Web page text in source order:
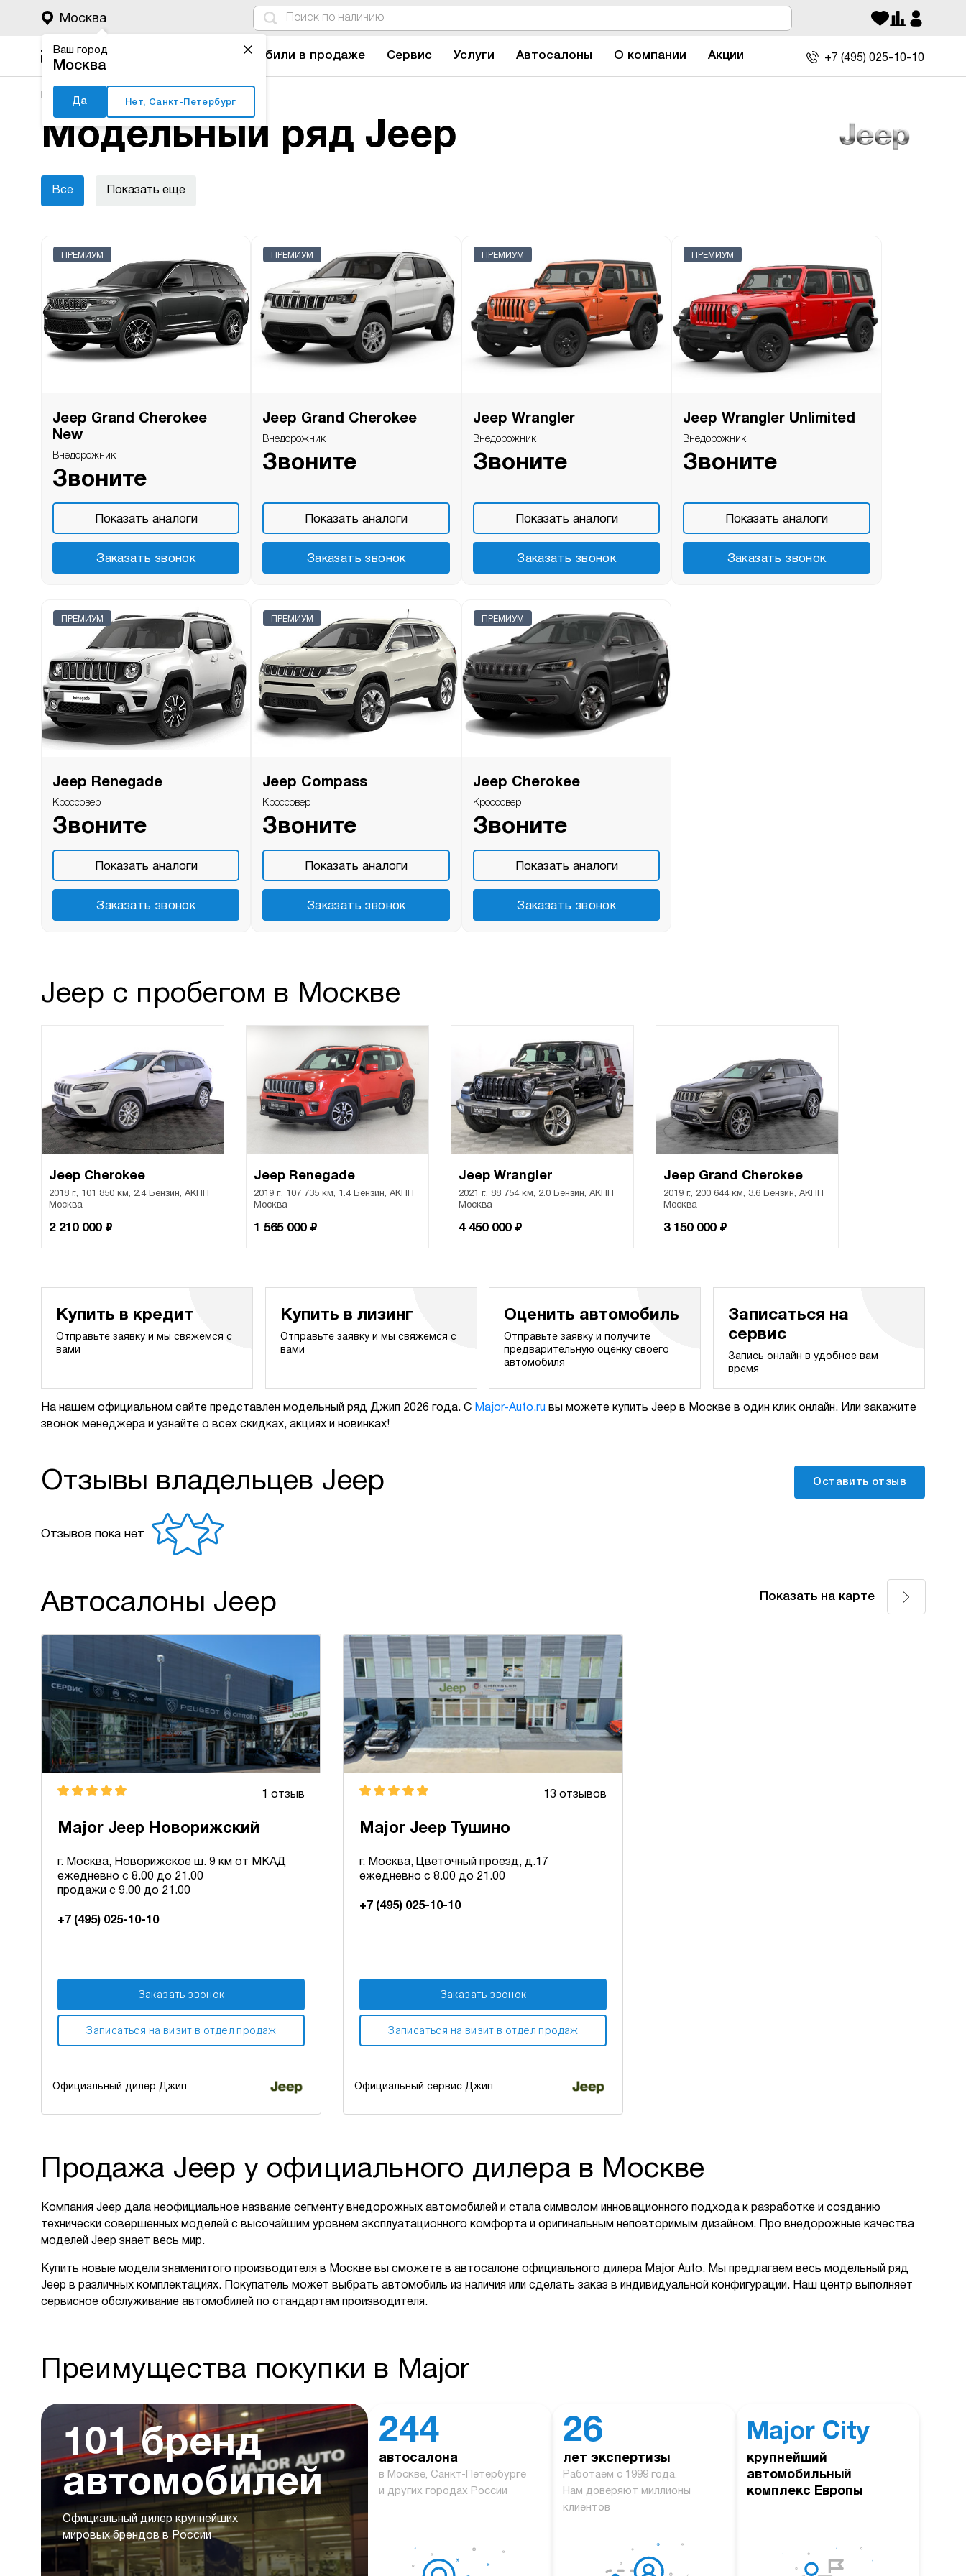
Москва
Ваш город
Москва
Да Нет, Санкт-Петербург
Автомобили в продаже Сервис Услуги Автосалоны О компании Акции +7 (495) 025-10-10
Major Auto
Модельный ряд Jeep
Все Показать еще
ПРЕМИУМ
Jeep Grand Cherokee
New
Внедорожник
Звоните
Показать аналоги
Заказать звонок
ПРЕМИУМ
Jeep Grand Cherokee
Внедорожник
Звоните
Показать аналоги
Заказать звонок
ПРЕМИУМ
Jeep Wrangler
Внедорожник
Звоните
Показать аналоги
Заказать звонок
ПРЕМИУМ
Jeep Wrangler Unlimited
Внедорожник
Звоните
Показать аналоги
Заказать звонок
ПРЕМИУМ
Jeep Renegade
Кроссовер
Звоните
Показать аналоги
Заказать звонок
ПРЕМИУМ
Jeep Compass
Кроссовер
Звоните
Показать аналоги
Заказать звонок
ПРЕМИУМ
Jeep Cherokee
Кроссовер
Звоните
Показать аналоги
Заказать звонок
Jeep с пробегом в Москве
Jeep Cherokee
2018 г., 101 850 км, 2.4 Бензин, АКПП
Москва
2 210 000 ₽
Jeep Renegade
2019 г., 107 735 км, 1.4 Бензин, АКПП
Москва
1 565 000 ₽
Jeep Wrangler
2021 г., 88 754 км, 2.0 Бензин, АКПП
Москва
4 450 000 ₽
Jeep Grand Cherokee
2019 г., 200 644 км, 3.6 Бензин, АКПП
Москва
3 150 000 ₽
Купить в кредит
Отправьте заявку и мы свяжемся с
вами
Купить в лизинг
Отправьте заявку и мы свяжемся с
вами
Оценить автомобиль
Отправьте заявку и получите
предварительную оценку своего
автомобиля
Записаться на
сервис
Запись онлайн в удобное вам
время
На нашем официальном сайте представлен модельный ряд Джип 2026 года. С Major-Auto.ru вы можете купить Jeep в Москве в один клик онлайн. Или закажите
звонок менеджера и узнайте о всех скидках, акциях и новинках!
Отзывы владельцев Jeep Оставить отзыв
Отзывов пока нет
Показать на карте
Автосалоны Jeep
1 отзыв
Major Jeep Новорижский
г. Москва, Новорижское ш. 9 км от МКАД
ежедневно с 8.00 до 21.00
продажи с 9.00 до 21.00
+7 (495) 025-10-10
Заказать звонок
Записаться на визит в отдел продаж
Официальный дилер Джип
13 отзывов
Major Jeep Тушино
г. Москва, Цветочный проезд, д.17
ежедневно с 8.00 до 21.00
+7 (495) 025-10-10
Заказать звонок
Записаться на визит в отдел продаж
Официальный сервис Джип
Продажа Jeep у официального дилера в Москве
Компания Jeep дала неофициальное название сегменту внедорожных автомобилей и стала символом инновационного подхода к разработке и созданию
технически совершенных моделей с высочайшим уровнем эксплуатационного комфорта и оригинальным неповторимым дизайном. Про внедорожные качества
моделей Jeep знает весь мир.
Купить новые модели знаменитого производителя в Москве вы сможете в автосалоне официального дилера Major Auto. Мы предлагаем весь модельный ряд
Jeep в различных комплектациях. Покупатель может выбрать автомобиль из наличия или сделать заказ в индивидуальной конфигурации. Наш центр выполняет
сервисное обслуживание автомобилей по стандартам производителя.
Преимущества покупки в Major
101 бренд
автомобилей
Официальный дилер крупнейших
мировых брендов в России
244
автосалона
в Москве, Санкт-Петербурге
и других городах России
26
лет экспертизы
Работаем с 1999 года.
Нам доверяют миллионы
клиентов
Major City
крупнейший
автомобильный
комплекс Европы